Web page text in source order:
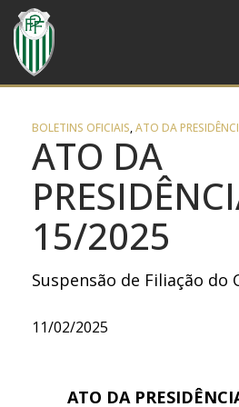
BOLETINS OFICIAIS,ATO DA
ATO DA
15/2025
Suspensão de Filiação do
11/02/2025
ATO DA